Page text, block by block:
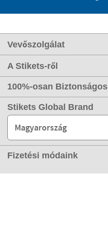
Vevőszolgálat
A Stikets-ről
100%-osan Biztonságos
Stikets Global Brand
Magyarország
Fizetési módaink